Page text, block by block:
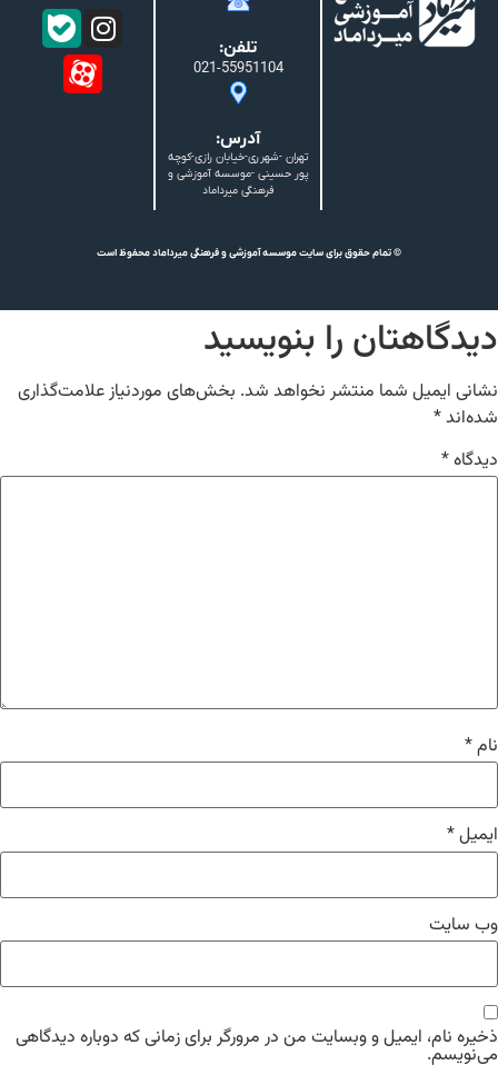
تلفن:
021-55951104
آدرس:
تهران -شهرری-خیابان رازی-کوچه
پور حسینی -موسسه آموزشی و
فرهنگی میرداماد
© تمام حقوق برای سایت موسسه آموزشی و فرهنگی میرداماد محفوظ است
دیدگاهتان را بنویسید
نشانی ایمیل شما منتشر نخواهد شد. بخش‌های موردنیاز علامت‌گذاری
شده‌اند*
دیدگاه*
نام*
ایمیل*
وب‌ سایت
ذخیره نام، ایمیل و وبسایت من در مرورگر برای زمانی که دوباره دیدگاهی
می‌نویسم.